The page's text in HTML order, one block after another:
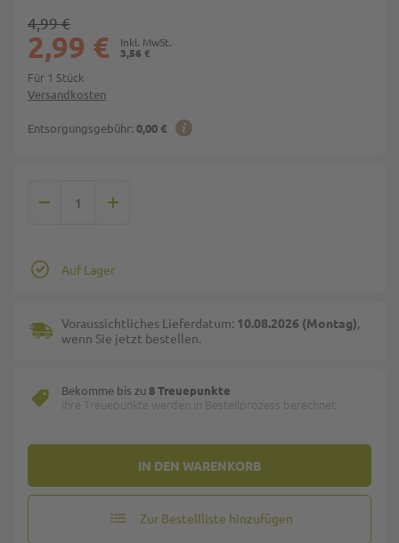
Versandkosten
Entsorgungsgebühr: 0,00 €
3,56 €
2,99 €
4,99 €
Für 1 Stück
IN DEN WARENKORB
Auf Lager
Voraussichtliches Lieferdatum: 10.08.2026 (Montag),
wenn Sie jetzt bestellen.
Bekomme bis zu 8 Treuepunkte
Ihre Treuepunkte werden in Bestellprozess berechnet.
Zur Bestellliste hinzufügen